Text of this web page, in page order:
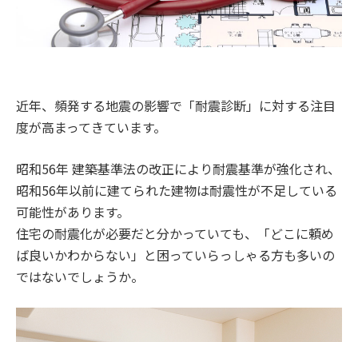
近年、頻発する地震の影響で「耐震診断」に対する注目
度が高まってきています。
昭和56年 建築基準法の改正により耐震基準が強化され、
昭和56年以前に建てられた建物は耐震性が不足している
可能性があります。
住宅の耐震化が必要だと分かっていても、「どこに頼め
ば良いかわからない」と困っていらっしゃる方も多いの
ではないでしょうか。